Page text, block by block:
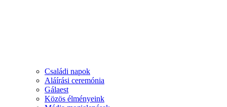
Családi napok
Aláírási ceremónia
Gálaest
Közös élményeink